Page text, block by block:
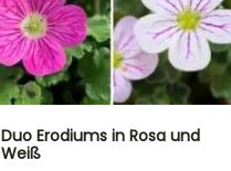
Duo Erodiums in Rosa und
Weiß